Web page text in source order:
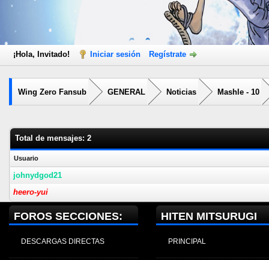
¡Hola, Invitado! Iniciar sesión Regístrate
Wing Zero Fansub GENERAL Noticias Mashle - 10
Total de mensajes: 2
Usuario
johnydgod21
heero-yui
FOROS SECCIONES:
DESCARGAS DIRECTAS
HITEN MITSURUGI
PRINCIPAL